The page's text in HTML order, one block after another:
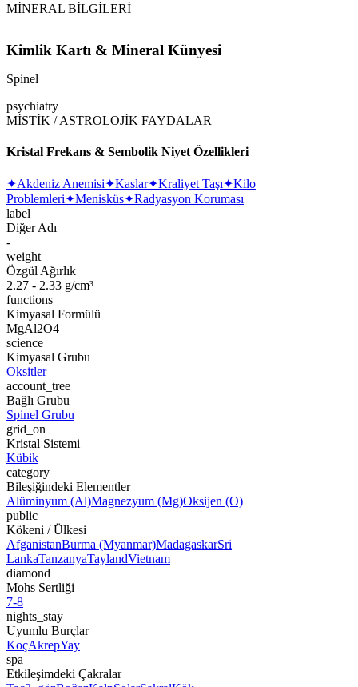
MİNERAL BİLGİLERİ
Kimlik Kartı & Mineral Künyesi
Spinel
psychiatry
MİSTİK / ASTROLOJİK FAYDALAR
Kristal Frekans & Sembolik Niyet Özellikleri
✦Akdeniz Anemisi✦Kaslar✦Kraliyet Taşı✦Kilo
Problemleri✦Menisküs✦Radyasyon Koruması
label
Diğer Adı
-
weight
Özgül Ağırlık
2.27 - 2.33 g/cm³
functions
Kimyasal Formülü
MgAl2O4
science
Kimyasal Grubu
Oksitler
account_tree
Bağlı Grubu
Spinel Grubu
grid_on
Kristal Sistemi
Kübik
category
Bileşiğindeki Elementler
Alüminyum (Al)Magnezyum (Mg)Oksijen (O)
public
Kökeni / Ülkesi
AfganistanBurma (Myanmar)MadagaskarSri
LankaTanzanyaTaylandVietnam
diamond
Mohs Sertliği
7-8
nights_stay
Uyumlu Burçlar
KoçAkrepYay
spa
Etkileşimdeki Çakralar